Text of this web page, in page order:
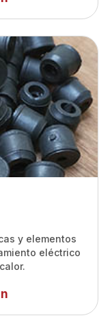
y elementos
eléctrico